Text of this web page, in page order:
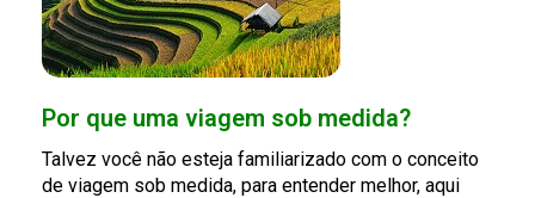
Por que uma viagem sob medida?
Talvez você não esteja familiarizado com o conceito
de viagem sob medida, para entender melhor, aqui